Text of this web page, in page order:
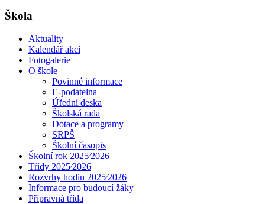
Škola
Aktuality
Kalendář akcí
Fotogalerie
O škole
Povinné informace
E-podatelna
Úřední deska
Školská rada
Dotace a programy
SRPŠ
Školní časopis
Školní rok 2025⁄2026
Třídy 2025⁄2026
Rozvrhy hodin 2025⁄2026
Informace pro budoucí žáky
Přípravná třída